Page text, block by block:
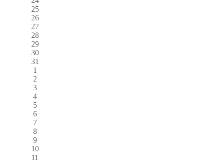
25
26
27
28
29
30
31
1
2
3
4
5
6
7
8
9
10
11